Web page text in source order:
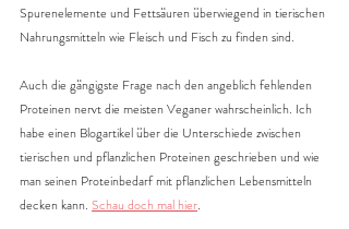
Spurenelemente und Fettsäuren überwiegend in tierischen
Nahrungsmitteln wie Fleisch und Fisch zu finden sind.
Auch die gängigste Frage nach den angeblich fehlenden
Proteinen nervt die meisten Veganer wahrscheinlich. Ich
habe einen Blogartikel über die Unterschiede zwischen
tierischen und pflanzlichen Proteinen geschrieben und wie
man seinen Proteinbedarf mit pflanzlichen Lebensmitteln
decken kann. Schau doch mal hier.